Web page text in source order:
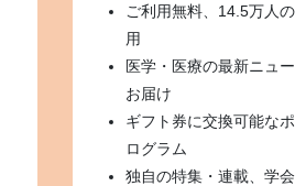
ご利用無料、14.5万人
用
医学・医療の最新ニュ
お届け
ギフト券に交換可能な
ログラム
独自の特集・連載、学